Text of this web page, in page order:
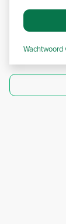
Wachtwoord